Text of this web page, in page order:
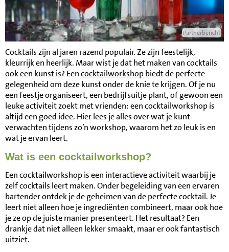
Partnerbericht
Cocktails zijn al jaren razend populair. Ze zijn feestelijk,
kleurrijk en heerlijk. Maar wist je dat het maken van cocktails
ook een kunst is? Eencocktailworkshopbiedt de perfecte
gelegenheid om deze kunst onder de knie te krijgen. Of je nu
een feestje organiseert, een bedrijfsuitje plant, of gewoon een
leuke activiteit zoekt met vrienden: een cocktailworkshop is
altijd een goed idee. Hier lees je alles over wat je kunt
verwachten tijdens zo’n workshop, waarom het zo leuk is en
wat je ervan leert.
Wat is een cocktailworkshop?
Een cocktailworkshop is een interactieve activiteit waarbij je
zelf cocktails leert maken. Onder begeleiding van een ervaren
bartender ontdek je de geheimen van de perfecte cocktail. Je
leert niet alleen hoe je ingrediënten combineert, maar ook hoe
je ze op de juiste manier presenteert. Het resultaat? Een
drankje dat niet alleen lekker smaakt, maar er ook fantastisch
uitziet.